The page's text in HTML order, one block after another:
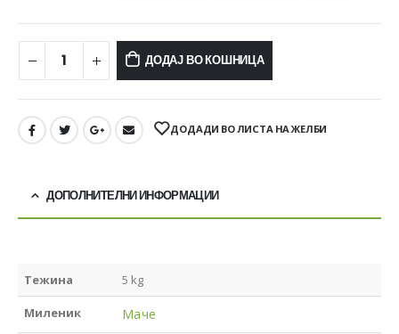
ДОДАЈ ВО КОШНИЦА
ДОДАДИ ВО ЛИСТА НА ЖЕЛБИ
ДОПОЛНИТЕЛНИ ИНФОРМАЦИИ
Тежина 5 kg
Миленик Маче